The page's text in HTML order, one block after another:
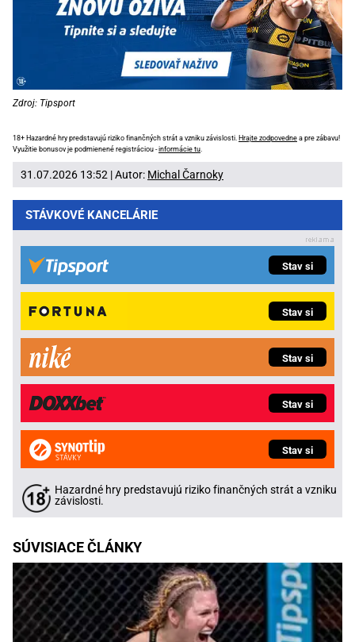
Zdroj: Tipsport
18+ Hazardné hry predstavujú riziko finančných strát a vzniku závislosti. Hrajte zodpovedne a pre zábavu!
Využitie bonusov je podmienené registráciou -informácie tu.
31.07.2026 13:52 | Autor: Michal Čarnoky
STÁVKOVÉ KANCELÁRIE
Stav si
Stav si
Stav si
Stav si
Stav si
Hazardné hry predstavujú riziko finančných strát a vzniku
závislosti.
SÚVISIACE ČLÁNKY